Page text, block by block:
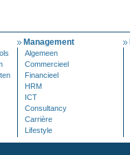
Management
Algemeen
Commercieel
Financieel
HRM
ICT
Consultancy
Carrière
Lifestyle